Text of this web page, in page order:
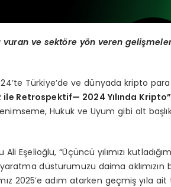
vuran ve sektöre yön veren geliş
Türkiye’de ve dünyada kripto
ile Retrospektif— 2024 Yılında Kripto”
Hukuk ve Uyum gibi alt
Eşelioğlu, “Üçüncü yılımızı
düsturumuzu daima aklımızın
2025’e adım atarken geçmiş yıla ait